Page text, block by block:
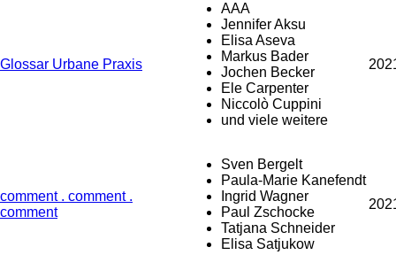
Glossar Urbane Praxis
AAA
Jennifer Aksu
Elisa Aseva
Markus Bader
Jochen Becker
Ele Carpenter
Niccolò Cuppini
und viele weitere
comment . comment .
comment
Sven Bergelt
Paula-Marie Kanefendt
Ingrid Wagner
Paul Zschocke
Tatjana Schneider
Elisa Satjukow